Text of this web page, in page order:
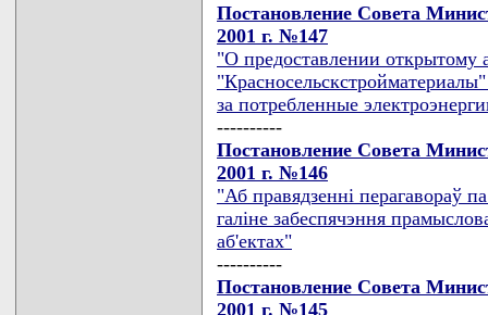
Постановление Совета
2001 г. №147
"О предоставлении открытому
за потребленные
----------
Постановление Совета
2001 г. №146
"Аб правядзеннi перагавораў
галiне забеспячэння
аб'ектах"
----------
Постановление Совета
2001 г. №145